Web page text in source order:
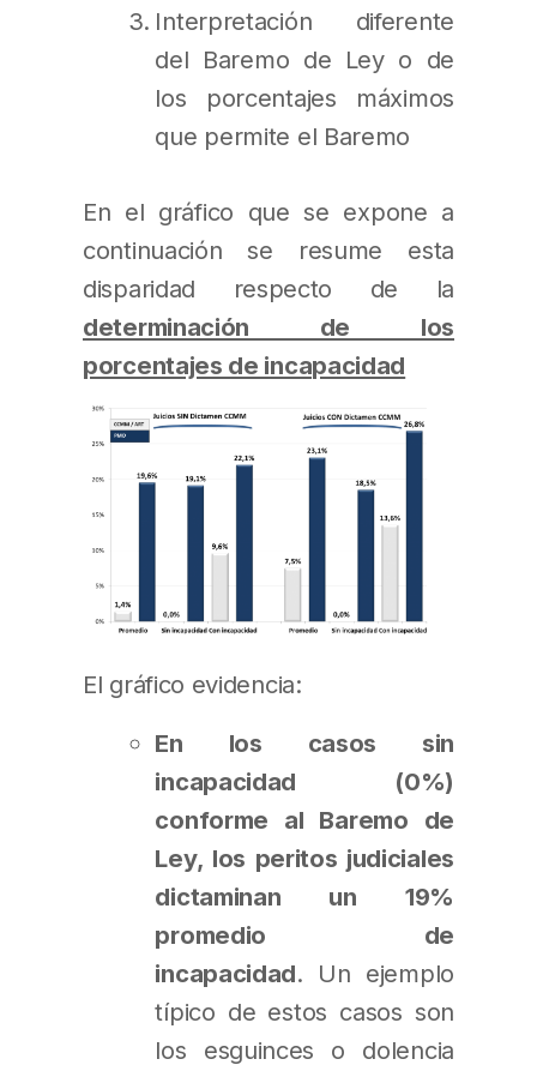
Interpretación diferente
del Baremo de Ley o de
los porcentajes máximos
que permite el Baremo
En el gráfico que se expone a
continuación se resume esta
disparidad respecto de la
determinación de los
porcentajes de incapacidad
El gráfico evidencia:
En los casos sin
incapacidad (0%)
conforme al Baremo de
Ley, los peritos judiciales
dictaminan un 19%
promedio de
incapacidad. Un ejemplo
típico de estos casos son
los esguinces o dolencia